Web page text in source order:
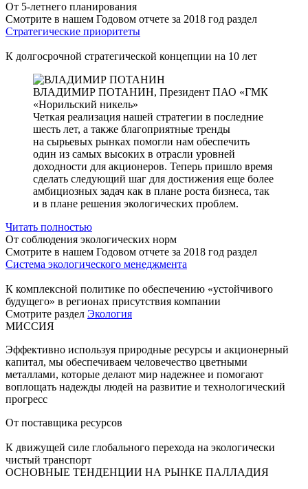
От 5-летнего планирования
Смотрите в нашем Годовом отчете за 2018 год раздел
Стратегические приоритеты
К долгосрочной стратегической концепции на 10 лет
ВЛАДИМИР ПОТАНИН, Президент ПАО «ГМК
«Норильский никель»
Четкая реализация нашей стратегии в последние
шесть лет, а также благоприятные тренды
на сырьевых рынках помогли нам обеспечить
один из самых высоких в отрасли уровней
доходности для акционеров. Теперь пришло время
сделать следующий шаг для достижения еще более
амбициозных задач как в плане роста бизнеса, так
и в плане решения экологических проблем.
Читать полностью
От соблюдения экологических норм
Смотрите в нашем Годовом отчете за 2018 год раздел
Система экологического менеджмента
К комплексной политике по обеспечению «устойчивого
будущего» в регионах присутствия компании
Смотрите раздел Экология
МИССИЯ
Эффективно используя природные ресурсы и акционерный
капитал, мы обеспечиваем человечество цветными
металлами, которые делают мир надежнее и помогают
воплощать надежды людей на развитие и технологический
прогресс
От поставщика ресурсов
К движущей силе глобального перехода на экологически
чистый транспорт
ОСНОВНЫЕ ТЕНДЕНЦИИ НА РЫНКЕ ПАЛЛАДИЯ